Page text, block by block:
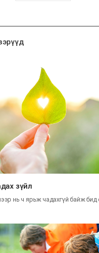
기
зүйл
нь ч ярьж чадахгүй байж бид